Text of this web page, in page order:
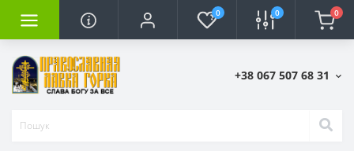
0 0 0
+38 067 507 68 31